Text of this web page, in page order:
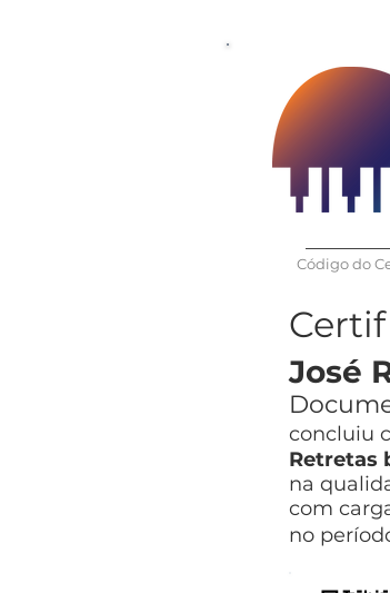
Código do
José
concluiu
Retretas
na
com
no